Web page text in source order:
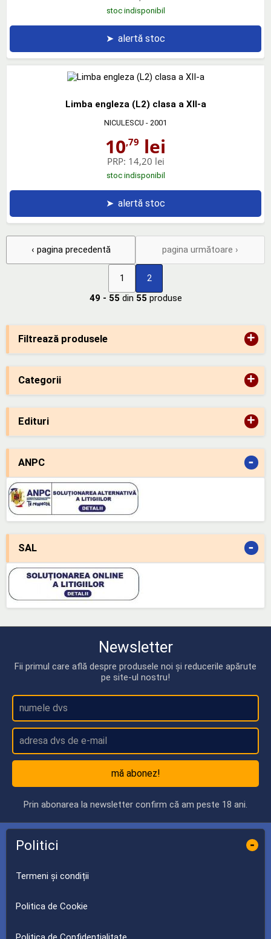
Filtrează produsele +
Categorii +
Edituri +
ANPC -
SAL -
stoc indisponibil
➤ alertă stoc
Limba engleza (L2) clasa a XII-a
NICULESCU - 2001
10,79 lei
PRP: 14,20 lei
stoc indisponibil
➤ alertă stoc
‹ pagina precedentă
1 2
pagina următoare ›
49 - 55 din 55 produse
Newsletter
Fii primul care află despre produsele noi și reducerile apărute
pe site-ul nostru!
mă abonez!
Prin abonarea la newsletter confirm că am peste 18 ani.
Politici -
Termeni și condiții
Politica de Cookie